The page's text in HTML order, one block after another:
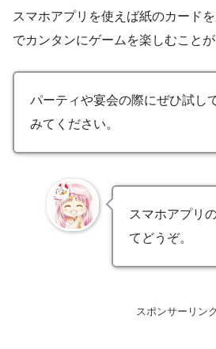
スマホアプリを使えば紙のカード
でカンタンにゲームを楽しむことが
パーティや宴会の際にぜひ試し
みてください。
スマホアプリ
てどうぞ。
スポンサーリンク